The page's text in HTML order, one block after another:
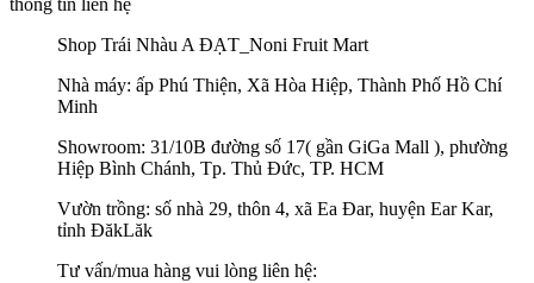
thông tin liên hệ
Shop Trái Nhàu A ĐẠT_Noni Fruit Mart
Nhà máy: ấp Phú Thiện, Xã Hòa Hiệp, Thành Phố Hồ Chí
Minh
Showroom: 31/10B đường số 17( gần GiGa Mall ), phường
Hiệp Bình Chánh, Tp. Thủ Đức, TP. HCM
Vườn trồng: số nhà 29, thôn 4, xã Ea Đar, huyện Ear Kar,
tỉnh ĐăkLăk
Tư vấn/mua hàng vui lòng liên hệ: